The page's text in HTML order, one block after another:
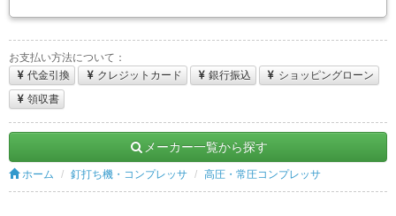
お支払い方法について：
代金引換
クレジットカード 銀行振込
ショッピングローン
領収書
メーカー一覧から探す
ホーム 釘打ち機・コンプレッサ 高圧・常圧コンプレッサ